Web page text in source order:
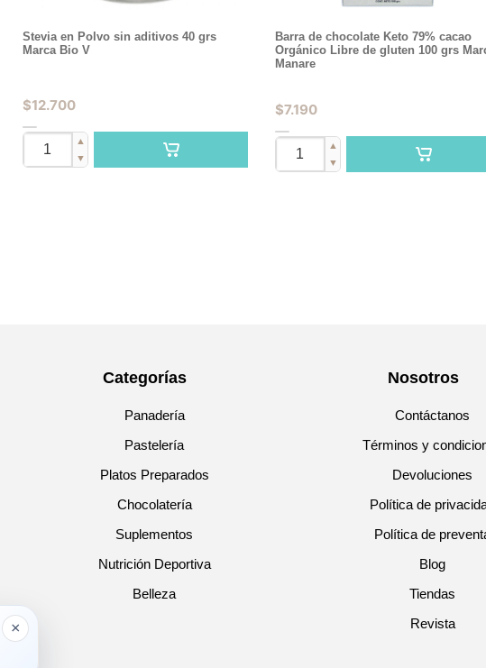
Stevia en Polvo sin aditivos 40 grs
Marca Bio V
$12.700
▲
▼
Barra de chocolate Keto 79% cacao
Orgánico Libre de gluten 100 grs
Manare
$7.190
▲
▼
Categorías
Panadería
Pastelería
Platos Preparados
Chocolatería
Suplementos
Nutrición Deportiva
Belleza
Nosotros
Contáctanos
Términos y
Devoluciones
Política de
Política de
Blog
Tiendas
Revista